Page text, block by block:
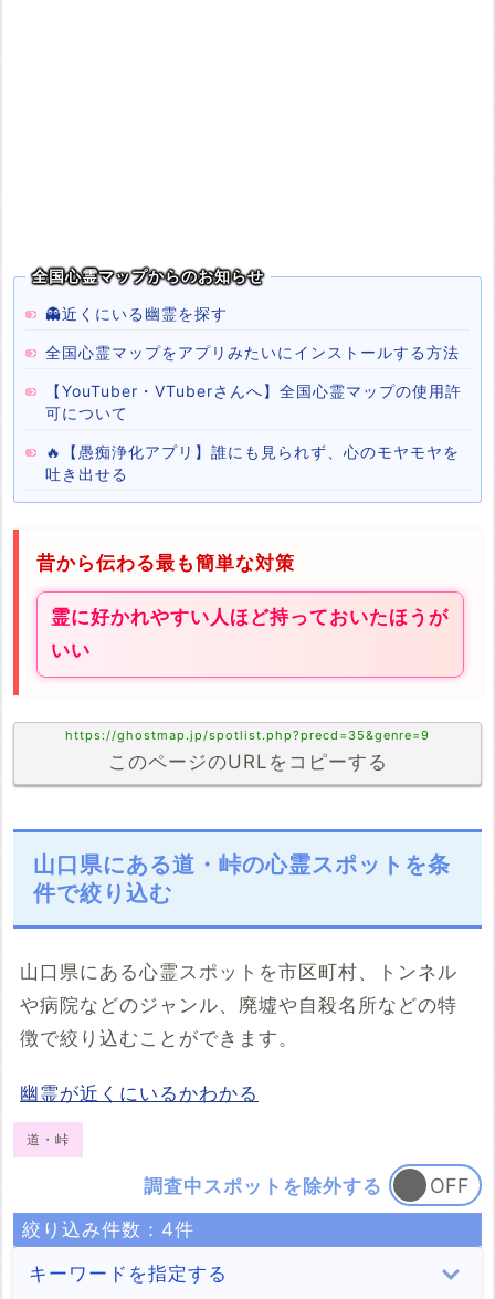
全国心霊マップからのお知らせ
👻近くにいる幽霊を探す
全国心霊マップをアプリみたいにインストールする方法
【YouTuber・VTuberさんへ】全国心霊マップの使用許
可について
🔥【愚痴浄化アプリ】誰にも見られず、心のモヤモヤを
吐き出せる
昔から伝わる最も簡単な対策
霊に好かれやすい人ほど持っておいたほうが
いい
https://ghostmap.jp/spotlist.php?precd=35&genre=9
このページのURLをコピーする
山口県にある道・峠の心霊スポットを条
件で絞り込む
山口県にある心霊スポットを市区町村、トンネル
や病院などのジャンル、廃墟や自殺名所などの特
徴で絞り込むことができます。
幽霊が近くにいるかわかる
道・峠
調査中スポットを除外する
絞り込み件数： 4件
キーワードを指定する